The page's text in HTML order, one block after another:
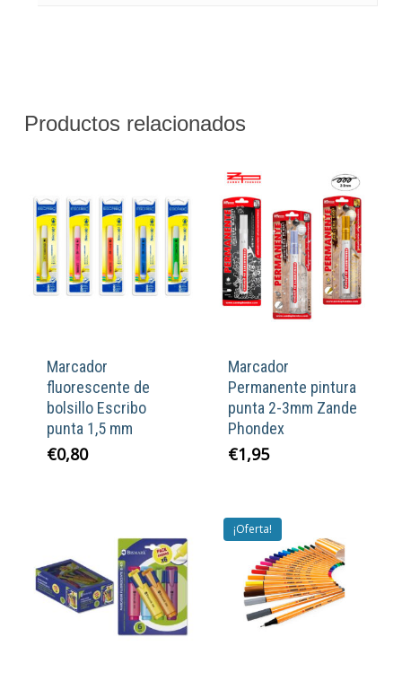
Productos relacionados
Marcador
fluorescente de
bolsillo Escribo
punta 1,5 mm
€0,80
Marcador
Permanente pintura
punta 2-3mm Zande
Phondex
€1,95
¡Oferta!